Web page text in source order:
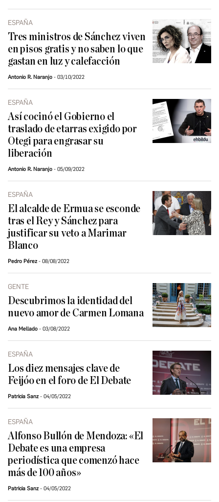
ESPAÑA
Tres ministros de Sánchez viven
en pisos gratis y no saben lo que
gastan en luz y calefacción
Antonio R. Naranjo 03/10/2022
ESPAÑA
Así cocinó el Gobierno el
traslado de etarras exigido por
Otegi para engrasar su
liberación
Antonio R. Naranjo 05/09/2022
ESPAÑA
El alcalde de Ermua se esconde
tras el Rey y Sánchez para
justificar su veto a Marimar
Blanco
Pedro Pérez 08/08/2022
GENTE
Descubrimos la identidad del
nuevo amor de Carmen Lomana
Ana Mellado 03/08/2022
ESPAÑA
Los diez mensajes clave de
Feijóo en el foro de El Debate
Patricia Sanz 04/05/2022
ESPAÑA
Alfonso Bullón de Mendoza: «El
Debate es una empresa
periodística que comenzó hace
más de 100 años»
Patricia Sanz 04/05/2022